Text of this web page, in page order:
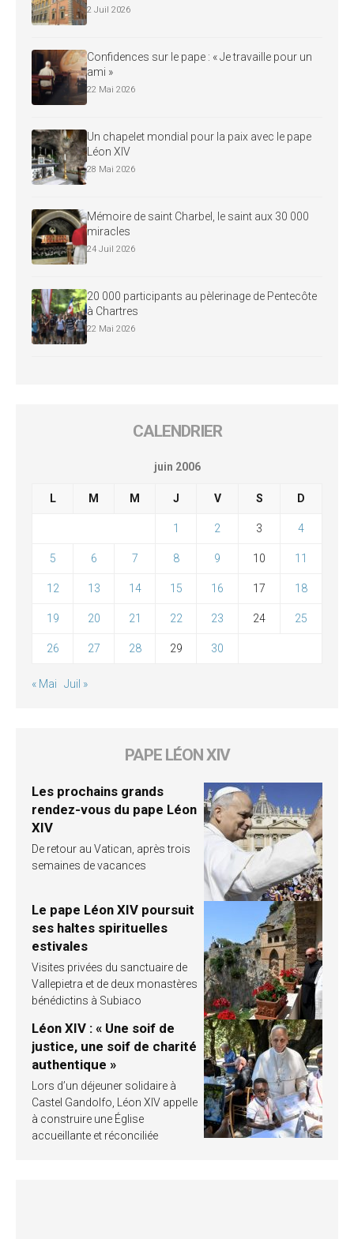
2 Juil 2026
Confidences sur le pape : « Je travaille pour un
ami »
22 Mai 2026
Un chapelet mondial pour la paix avec le pape
Léon XIV
28 Mai 2026
Mémoire de saint Charbel, le saint aux 30 000
miracles
24 Juil 2026
20 000 participants au pèlerinage de Pentecôte
à Chartres
22 Mai 2026
CALENDRIER
juin 2006
L M M J V S D
1 2 3 4
5 6 7 8 9 10 11
12 13 14 15 16 17 18
19 20 21 22 23 24 25
26 27 28 29 30
« Mai Juil »
PAPE LÉON XIV
Les prochains grands
rendez-vous du pape Léon
XIV
De retour au Vatican, après trois
semaines de vacances
Le pape Léon XIV poursuit
ses haltes spirituelles
estivales
Visites privées du sanctuaire de
Vallepietra et de deux monastères
bénédictins à Subiaco
Léon XIV : « Une soif de
justice, une soif de charité
authentique »
Lors d’un déjeuner solidaire à
Castel Gandolfo, Léon XIV appelle
à construire une Église
accueillante et réconciliée